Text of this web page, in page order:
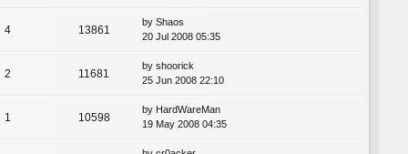
4 13861
by Shaos
20 Jul 2008 05:35
2 11681
by shoorick
25 Jun 2008 22:10
1 10598
by HardWareMan
19 May 2008 04:35